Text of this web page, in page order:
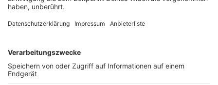
verlassen.
DEINE GEMERKTEN ARTIKEL